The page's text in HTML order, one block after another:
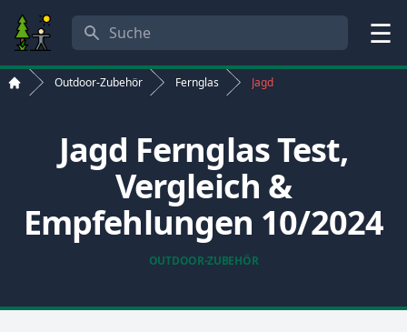
Suche
Menü
Start
Outdoor-Zubehör Fernglas Jagd
Jagd Fernglas Test,
Vergleich &
Empfehlungen 10/2024
OUTDOOR-ZUBEHÖR